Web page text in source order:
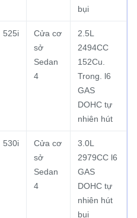
bụi
525i
Cửa cơ
sở
Sedan
4
2.5L
2494CC
152Cu.
Trong.
l6
GAS
DOHC tự
nhiên hút
530i
Cửa cơ
sở
Sedan
4
3.0L
2979CC l6
GAS
DOHC tự
nhiên hút
bụi